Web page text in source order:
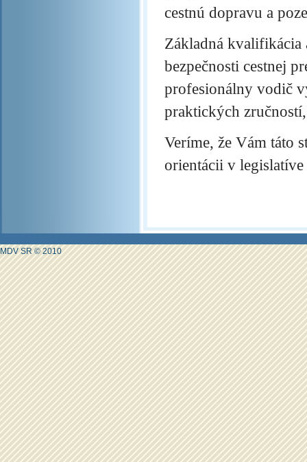
cestnú dopravu a
Základná
bezpečnosti cestnej
profesionálny vodič
praktických
Veríme, že Vám táto
orientácii v
MDV SR © 2010